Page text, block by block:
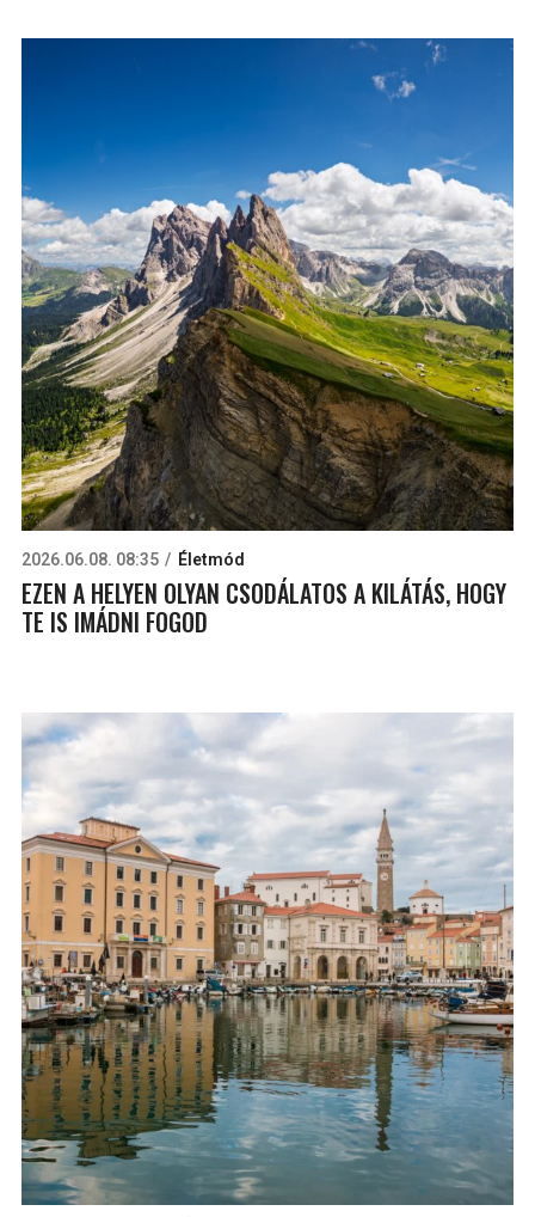
2026.06.08. 08:35 Életmód
EZEN A HELYEN OLYAN CSODÁLATOS A KILÁTÁS, HOGY
TE IS IMÁDNI FOGOD